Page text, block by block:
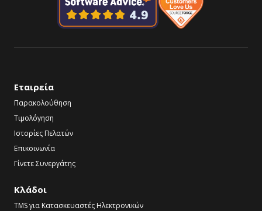
Εταιρεία
Παρακολούθηση
Τιμολόγηση
Ιστορίες Πελατών
Επικοινωνία
Γίνετε Συνεργάτης
Κλάδοι
TMS για Κατασκευαστές Ηλεκτρονικών